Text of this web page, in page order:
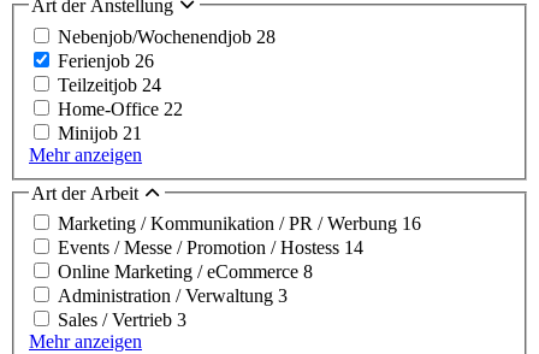
Art der Anstellung
Nebenjob/Wochenendjob 28
Ferienjob 26
Teilzeitjob 24
Home-Office 22
Minijob 21
Mehr anzeigen
Art der Arbeit
Marketing / Kommunikation / PR / Werbung 16
Events / Messe / Promotion / Hostess 14
Online Marketing / eCommerce 8
Administration / Verwaltung 3
Sales / Vertrieb 3
Mehr anzeigen